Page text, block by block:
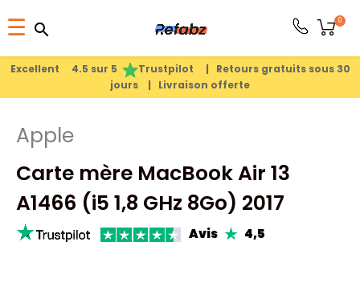
Excellent 4.5 sur 5 Trustpilot | Retours gratuits sous 30
jours | Livraison offerte
Basculer
la
navigation
☰ search
0
search
Apple
Carte mère MacBook Air 13
A1466 (i5 1,8 GHz 8Go) 2017
Avis 4,5
search
PRODUITS
APPLE
PIÈCES
DÉTACHÉES